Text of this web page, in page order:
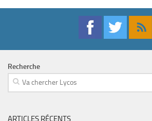
Recherche
ARTICLES RÉCENTS